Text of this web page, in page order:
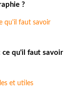
?
ce qu'il faut savoir